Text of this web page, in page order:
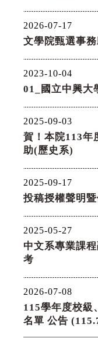
2026-07-17
文學院甄選事
2023-10-04
01_國立中興大
2025-09-03
賀！本院113年
助(歷史系)
2025-09-17
投稿授權聲明
2025-05-27
中文系專業課
考
2026-07-08
115學年度校級
名單 公告